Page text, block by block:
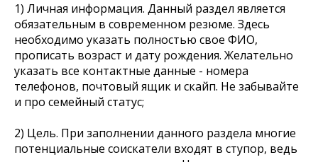
1) Личная информация. Данный раздел является
обязательным в современном резюме. Здесь
необходимо указать полностью свое ФИО,
прописать возраст и дату рождения. Желательно
указать все контактные данные - номера
телефонов, почтовый ящик и скайп. Не забывайте
и про семейный статус;
2) Цель. При заполнении данного раздела многие
потенциальные соискатели входят в ступор, ведь